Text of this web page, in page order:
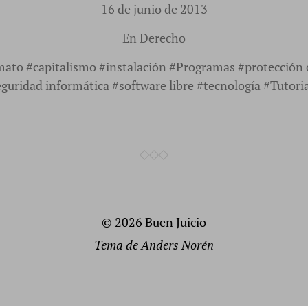
16 de junio de 2013
En Derecho
#capitalismo #instalación #Programas #protección
informática#software libre #tecnología#
© 2026 Buen Juicio
Tema deAnders Norén